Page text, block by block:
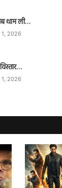
थाम ली…
1, 2026
1, 2026